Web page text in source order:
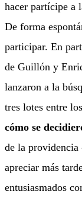
hacer partícipe a
De forma
participar. En
de Guillón y
lanzaron a la
tres lotes entre
cómo se
de la providencia
apreciar más
entusiasmados